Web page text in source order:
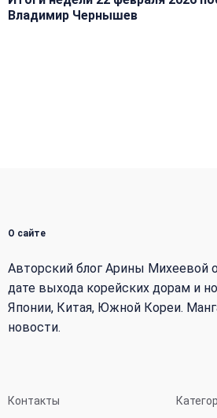
Владимир Чернышев
О сайте
Авторский блог Арины Михеевой
дате выхода корейских дорам и
Японии, Китая, Южной Кореи.
новости.
Контакты